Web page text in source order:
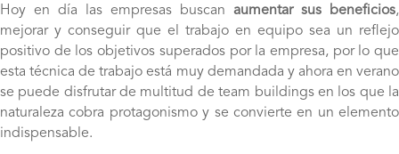
Hoy en día las empresas buscan aumentar sus beneficios,
mejorar y conseguir que el trabajo en equipo sea un reflejo
positivo de los objetivos superados por la empresa, por lo que
esta técnica de trabajo está muy demandada y ahora en verano
se puede disfrutar de multitud de team buildings en los que la
naturaleza cobra protagonismo y se convierte en un elemento
indispensable.